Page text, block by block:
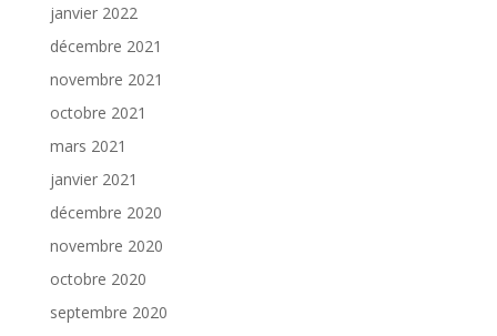
janvier 2022
décembre 2021
novembre 2021
octobre 2021
mars 2021
janvier 2021
décembre 2020
novembre 2020
octobre 2020
septembre 2020